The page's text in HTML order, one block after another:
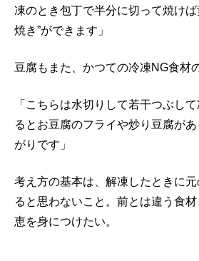
凍のとき包丁で半分に切って焼けば
焼き”ができます」
豆腐もまた、かつての冷凍NG食材
「こちらは水切りして若干つぶし
るとお豆腐のフライや炒り豆腐が
がりです」
考え方の基本は、解凍したときに
ると思わないこと。前とは違う食
恵を身につけたい。